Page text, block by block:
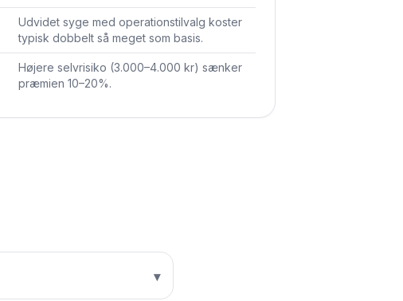
Udvidet syge med operations­tilvalg koster
typisk dobbelt så meget som basis.
Højere selvrisiko (3.000–4.000 kr) sænker
præmien 10–20%.
▾